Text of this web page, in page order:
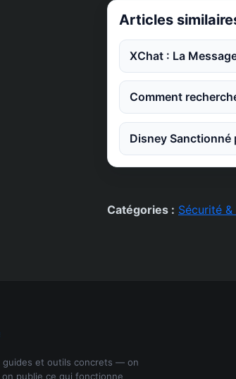
Articles
XChat : La
Comment
Disney Sanctionné
Catégories : Sécurité
guides et outils concrets — on
publie ce qui fonctionne